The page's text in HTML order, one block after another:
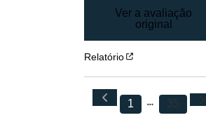
Ver a avaliação
original
Relatório
1 35